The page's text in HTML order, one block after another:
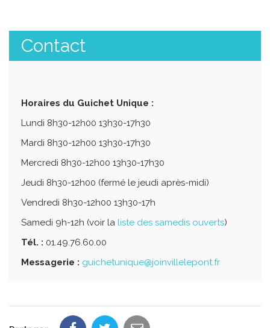
Contact
Horaires du Guichet Unique :
Lundi 8h30-12h00 13h30-17h30
Mardi 8h30-12h00 13h30-17h30
Mercredi 8h30-12h00 13h30-17h30
Jeudi 8h30-12h00 (fermé le jeudi après-midi)
Vendredi 8h30-12h00 13h30-17h
Samedi 9h-12h (voir la liste des samedis ouverts)
Tél. : 01.49.76.60.00
Messagerie : guichetunique@joinvillelepont.fr